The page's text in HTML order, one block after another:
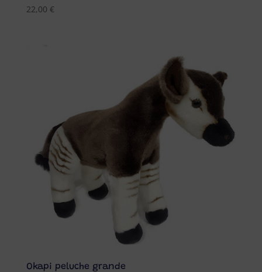
22,00 €
Okapi peluche grande